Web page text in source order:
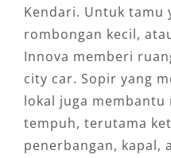
Kendari. Untuk tamu
rombongan kecil,
Innova memberi
city car. Sopir yang
lokal juga membantu
tempuh, terutama
penerbangan, kapal,